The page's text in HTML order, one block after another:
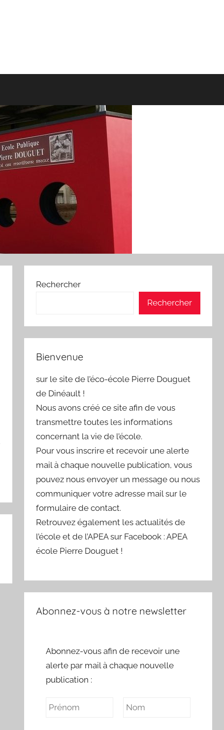
Rechercher
Rechercher
Bienvenue
sur le site de l’éco-école Pierre Douguet
de Dinéault !
Nous avons créé ce site afin de vous
transmettre toutes les informations
concernant la vie de l’école.
Pour vous inscrire et recevoir une alerte
mail à chaque nouvelle publication, vous
pouvez nous envoyer un message ou nous
communiquer votre adresse mail sur le
formulaire de contact.
Retrouvez également les actualités de
l’école et de l’APEA sur Facebook : APEA
école Pierre Douguet !
Abonnez-vous à notre newsletter
Abonnez-vous afin de recevoir une
alerte par mail à chaque nouvelle
publication :